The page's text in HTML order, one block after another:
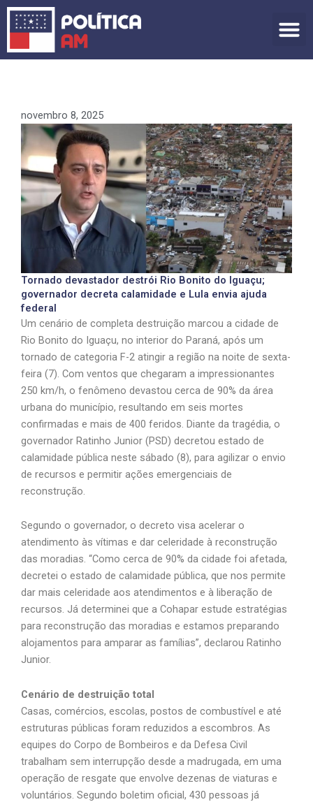
para
conteúdo
novembro 8, 2025
Tornado devastador destrói Rio Bonito do Iguaçu;
governador decreta calamidade e Lula envia ajuda
federal
Um cenário de completa destruição marcou a cidade de
Rio Bonito do Iguaçu, no interior do Paraná, após um
tornado de categoria F-2 atingir a região na noite de sexta-
feira (7). Com ventos que chegaram a impressionantes
250 km/h, o fenômeno devastou cerca de 90% da área
urbana do município, resultando em seis mortes
confirmadas e mais de 400 feridos. Diante da tragédia, o
governador Ratinho Junior (PSD) decretou estado de
calamidade pública neste sábado (8), para agilizar o envio
de recursos e permitir ações emergenciais de
reconstrução.
Segundo o governador, o decreto visa acelerar o
atendimento às vítimas e dar celeridade à reconstrução
das moradias. “Como cerca de 90% da cidade foi afetada,
decretei o estado de calamidade pública, que nos permite
dar mais celeridade aos atendimentos e à liberação de
recursos. Já determinei que a Cohapar estude estratégias
para reconstrução das moradias e estamos preparando
alojamentos para amparar as famílias”, declarou Ratinho
Junior.
Cenário de destruição total
Casas, comércios, escolas, postos de combustível e até
estruturas públicas foram reduzidos a escombros. As
equipes do Corpo de Bombeiros e da Defesa Civil
trabalham sem interrupção desde a madrugada, em uma
operação de resgate que envolve dezenas de viaturas e
voluntários. Segundo boletim oficial, 430 pessoas já